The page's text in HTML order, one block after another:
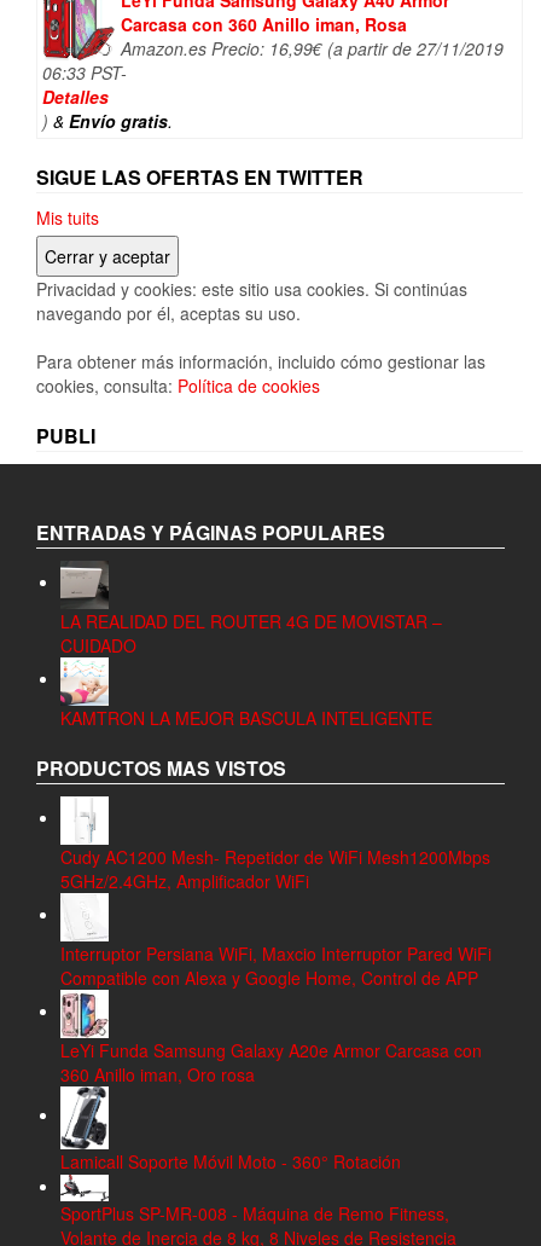
Carcasa con 360 Anillo iman, Rosa
Amazon.es Precio: 16,99€ (a partir de 27/11/2019
06:33 PST-
Detalles
) & Envío gratis.
SIGUE LAS OFERTAS EN TWITTER
Mis tuits
Privacidad y cookies: este sitio usa cookies. Si continúas
navegando por él, aceptas su uso.
Para obtener más información, incluido cómo gestionar las
cookies, consulta: Política de cookies
PUBLI
ENTRADAS Y PÁGINAS POPULARES
LA REALIDAD DEL ROUTER 4G DE MOVISTAR –
CUIDADO
KAMTRON LA MEJOR BASCULA INTELIGENTE
PRODUCTOS MAS VISTOS
Cudy AC1200 Mesh- Repetidor de WiFi Mesh1200Mbps
5GHz/2.4GHz, Amplificador WiFi
Interruptor Persiana WiFi, Maxcio Interruptor Pared WiFi
Compatible con Alexa y Google Home, Control de APP
LeYi Funda Samsung Galaxy A20e Armor Carcasa con
360 Anillo iman, Oro rosa
Lamicall Soporte Móvil Moto - 360° Rotación
SportPlus SP-MR-008 - Máquina de Remo Fitness,
Volante de Inercia de 8 kg, 8 Niveles de Resistencia